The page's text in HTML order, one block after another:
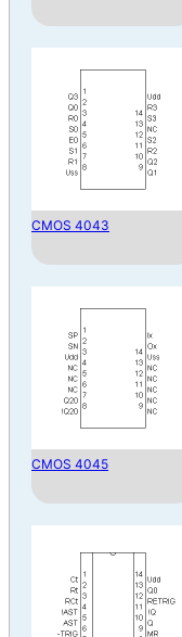
CMOS 4043
CMOS 4045